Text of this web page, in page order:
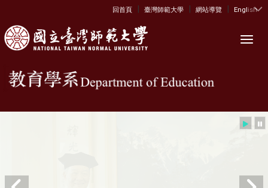
:::
回首頁 | 臺灣師範大學 | 網站導覽 | English